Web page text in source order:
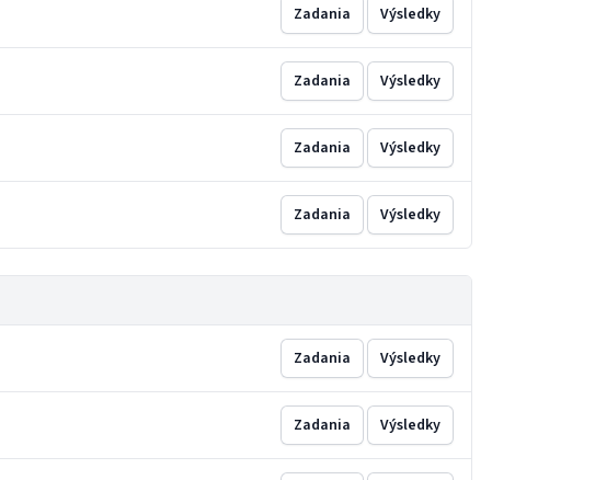
Zadania Výsledky
Zadania Výsledky
Zadania Výsledky
Zadania Výsledky
Zadania Výsledky
Zadania Výsledky